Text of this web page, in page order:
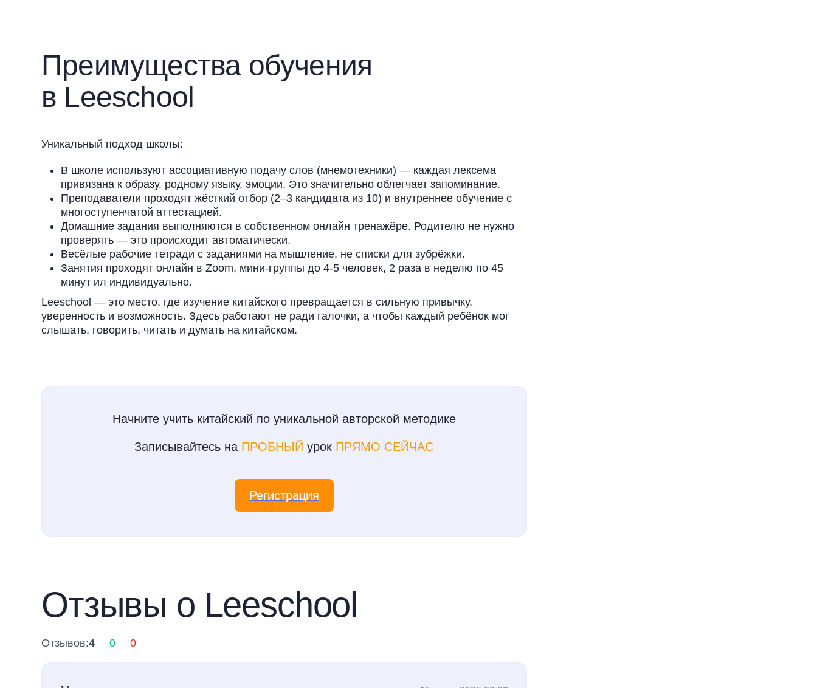
Преимущества обучения
в Leeschool
Уникальный подход школы:
В школе используют ассоциативную подачу слов (мнемотехники) — каждая лексема
привязана к образу, родному языку, эмоции. Это значительно облегчает запоминание.
Преподаватели проходят жёсткий отбор (2–3 кандидата из 10) и внутреннее обучение с
многоступенчатой аттестацией.
Домашние задания выполняются в собственном онлайн тренажёре. Родителю не нужно
проверять — это происходит автоматически.
Весёлые рабочие тетради с заданиями на мышление, не списки для зубрёжки.
Занятия проходят онлайн в Zoom, мини-группы до 4-5 человек, 2 раза в неделю по 45
минут ил индивидуально.
Leeschool — это место, где изучение китайского превращается в сильную привычку,
уверенность и возможность. Здесь работают не ради галочки, а чтобы каждый ребёнок мог
слышать, говорить, читать и думать на китайском.
Начните учить китайский по уникальной авторской методике
Записывайтесь на ПРОБНЫЙ урок ПРЯМО СЕЙЧАС
Регистрация
Отзывы о Leeschool
Отзывов:4 0 0